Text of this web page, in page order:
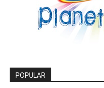
POPULAR